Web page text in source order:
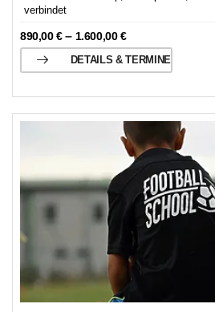
verbindet
890,00€– 1.600,00€
DETAILS & TERMINE